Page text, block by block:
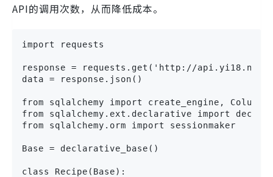
API的调用次数，从而降低成本。
import requests
response = requests.get('http://
data = response.json()
from sqlalchemy import create_engine,
from sqlalchemy.ext.declarative import
from sqlalchemy.orm import sessionmaker
Base = declarative_base()
class Recipe(Base):